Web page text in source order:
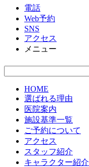
電話
Web予約
SNS
アクセス
メニュー
HOME
選ばれる理由
医院案内
施設基準一覧
ご予約について
アクセス
スタッフ紹介
キャラクター紹介